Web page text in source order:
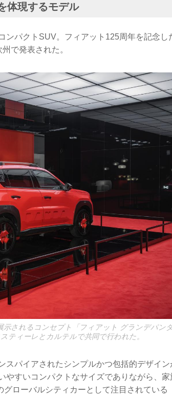
体現するモデル
ンパクトSUV。フィアット125周年を記念し
で発表された。
示されるコンセプト「フィアット グランデパン
ティーレとカルテルで共同で行われた。
スパイアされたシンプルかつ包括的デザイン
やすいコンパクトなサイズでありながら、家
ローバルシティカーとして注目されている